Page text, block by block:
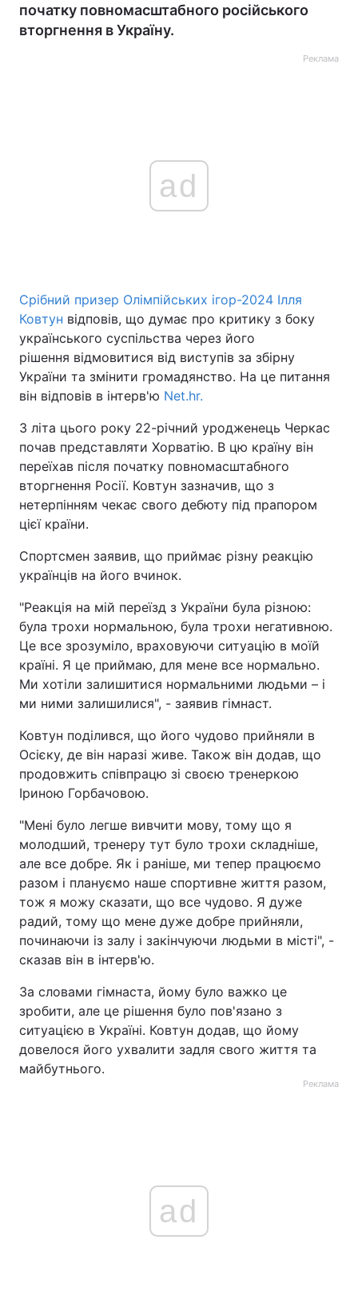
початку повномасштабного російського
вторгнення в Україну.
Реклама
ad
Срібний призер Олімпійських ігор-2024 Ілля
Ковтун відповів, що думає про критику з боку
українського суспільства через його
рішення відмовитися від виступів за збірну
України та змінити громадянство. На це питання
він відповів в інтерв'ю Net.hr.
З літа цього року 22-річний уродженець Черкас
почав представляти Хорватію. В цю країну він
переїхав після початку повномасштабного
вторгнення Росії. Ковтун зазначив, що з
нетерпінням чекає свого дебюту під прапором
цієї країни.
Спортсмен заявив, що приймає різну реакцію
українців на його вчинок.
"Реакція на мій переїзд з України була різною:
була трохи нормальною, була трохи негативною.
Це все зрозуміло, враховуючи ситуацію в моїй
країні. Я це приймаю, для мене все нормально.
Ми хотіли залишитися нормальними людьми – і
ми ними залишилися", - заявив гімнаст.
Ковтун поділився, що його чудово прийняли в
Осієку, де він наразі живе. Також він додав, що
продовжить співпрацю зі своєю тренеркою
Іриною Горбачовою.
"Мені було легше вивчити мову, тому що я
молодший, тренеру тут було трохи складніше,
але все добре. Як і раніше, ми тепер працюємо
разом і плануємо наше спортивне життя разом,
тож я можу сказати, що все чудово. Я дуже
радий, тому що мене дуже добре прийняли,
починаючи із залу і закінчуючи людьми в місті", -
сказав він в інтерв'ю.
За словами гімнаста, йому було важко це
зробити, але це рішення було пов'язано з
ситуацією в Україні. Ковтун додав, що йому
довелося його ухвалити задля свого життя та
майбутнього.
Реклама
ad